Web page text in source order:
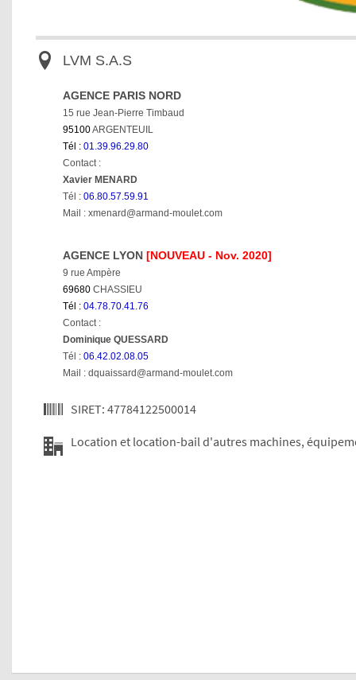
LVM S.A.S
AGENCE PARIS NORD
15 rue Jean-Pierre Timbaud
95100ARGENTEUIL
Tél : 01.39.96.29.80
Contact :
Xavier MENARD
Tél : 06.80.57.59.91
Mail : xmenard@armand-moulet.com
AGENCE LYON [NOUVEAU - Nov. 2020]
9 rue Ampère
69680 CHASSIEU
Tél : 04.78.70.41.76
Contact :
Dominique QUESSARD
Tél : 06.42.02.08.05
Mail : dquaissard@armand-moulet.com
SIRET: 47784122500014
Location et location-bail d'autres machines,